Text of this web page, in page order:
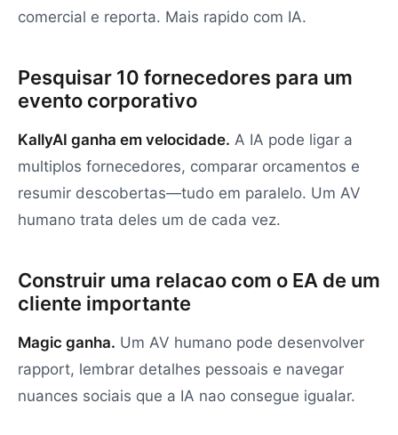
comercial e reporta. Mais rapido com IA.
Pesquisar 10 fornecedores para um
evento corporativo
KallyAI ganha em velocidade. A IA pode ligar a
multiplos fornecedores, comparar orcamentos e
resumir descobertas—tudo em paralelo. Um AV
humano trata deles um de cada vez.
Construir uma relacao com o EA de um
cliente importante
Magic ganha. Um AV humano pode desenvolver
rapport, lembrar detalhes pessoais e navegar
nuances sociais que a IA nao consegue igualar.